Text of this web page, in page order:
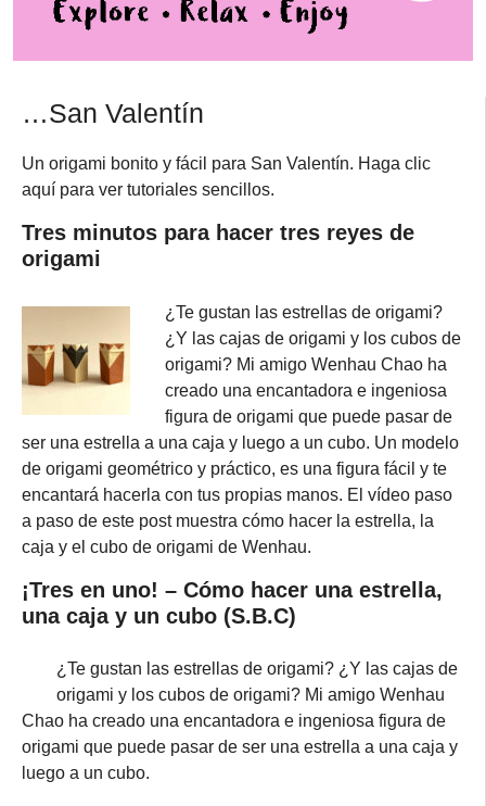
…San Valentín
Un origami bonito y fácil para San Valentín. Haga clic
aquí para ver tutoriales sencillos.
Tres minutos para hacer tres reyes de
origami
¿Te gustan las estrellas de origami?
¿Y las cajas de origami y los cubos de
origami? Mi amigo Wenhau Chao ha
creado una encantadora e ingeniosa
figura de origami que puede pasar de
ser una estrella a una caja y luego a un cubo. Un modelo
de origami geométrico y práctico, es una figura fácil y te
encantará hacerla con tus propias manos. El vídeo paso
a paso de este post muestra cómo hacer la estrella, la
caja y el cubo de origami de Wenhau.
¡Tres en uno! – Cómo hacer una estrella,
una caja y un cubo (S.B.C)
¿Te gustan las estrellas de origami? ¿Y las cajas de
origami y los cubos de origami? Mi amigo Wenhau
Chao ha creado una encantadora e ingeniosa figura de
origami que puede pasar de ser una estrella a una caja y
luego a un cubo.